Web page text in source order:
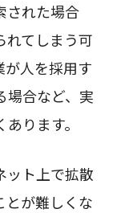
された場合
れてしまう可
が人を採用す
場合など、実
ります。
ット上で拡散
とが難しくな